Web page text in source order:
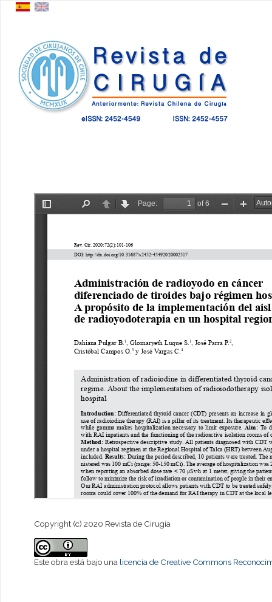
Copyright (c) 2020 Revista de Cirugía
Este obra está bajo una licencia de Creative Commons